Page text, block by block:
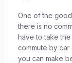
One of the
there is no
have to take
commute by car
you can make